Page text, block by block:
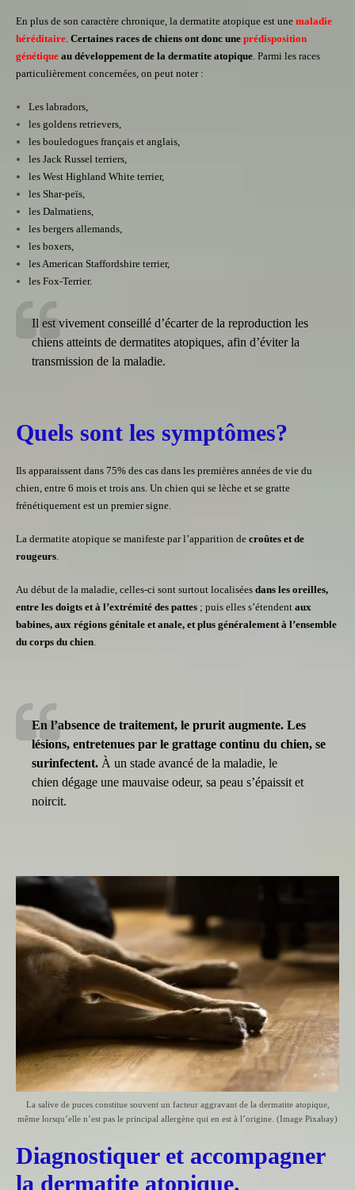
En plus de son caractère chronique, la dermatite atopique est une maladie
héréditaire Certaines races de chiens ont donc une prédisposition
génétique au développement de la dermatite atopique . Parmi les races
particulièrement concernées, on peut noter :
Leslabradors,
les goldens retrievers,
les bouledogues français et anglais,
les Jack Russel terriers,
les West Highland White terrier,
les Shar-peïs,
les Dalmatiens,
les bergers allemands,
les boxers,
les American Staffordshire terrier,
les Fox-Terrier.
Il est vivement conseillé d’écarter de la reproduction les
chiens atteints de dermatites atopiques, afin d’éviter la
transmission de la maladie.
Quels sont les symptômes?
Ils apparaissent dans 75% des cas dans les premières années de vie du
chien, entre 6 mois et trois ans. Un chien qui se lèche et se gratte
frénétiquement est un premier signe.
La dermatite atopique se manifeste par l’apparition de croûtes et de
rougeurs
Au début de la maladie, celles-ci sont surtout localisées dans les oreilles,
entre les doigts et à l’extrémité des pattes ; puis elles s’étendent aux
babines, aux régions génitale et anale, et plus généralement à l’ensemble
du corps du chien
En l’absence de traitement, le prurit augmente. Les
lésions, entretenues par le grattage continu du chien, se
surinfectent. À un stade avancé de la maladie, le
chien dégage une mauvaise odeur, sa peau s’épaissit et
noircit.
La salive de puces constitue souvent un facteur aggravant de la dermatite atopique,
même lorsqu’elle n’est pas le principal allergène qui en est à l’origine. (Image Pixabay)
Diagnostiquer et accompagner
la dermatite atopique.